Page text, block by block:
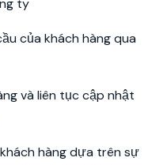
ty
của khách hàng qua
và liên tục cập nhật
hàng dựa trên sự